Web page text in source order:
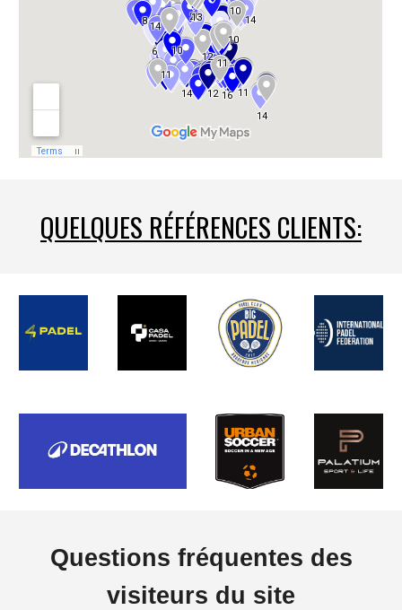
QUELQUES RÉFÉRENCES CLIENTS:
Questions fréquentes des
visiteurs du site